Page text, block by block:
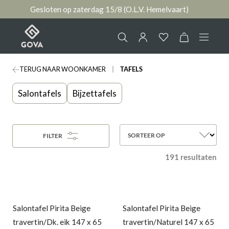
Gesloten op zaterdag 15/8 (O.L.V. Hemelvaart)
Ruimtes
Merken
Jouw account
AANMELDEN
ofregistreren
TERUG NAAR WOONKAMER TAFELS
Salontafels Bijzettafels
FILTER SORTEER OP
191 resultaten
Salontafel Pirita Beige
travertin/Dk. eik 147 x 65
Salontafel Pirita Beige
travertin/Naturel 147 x 65